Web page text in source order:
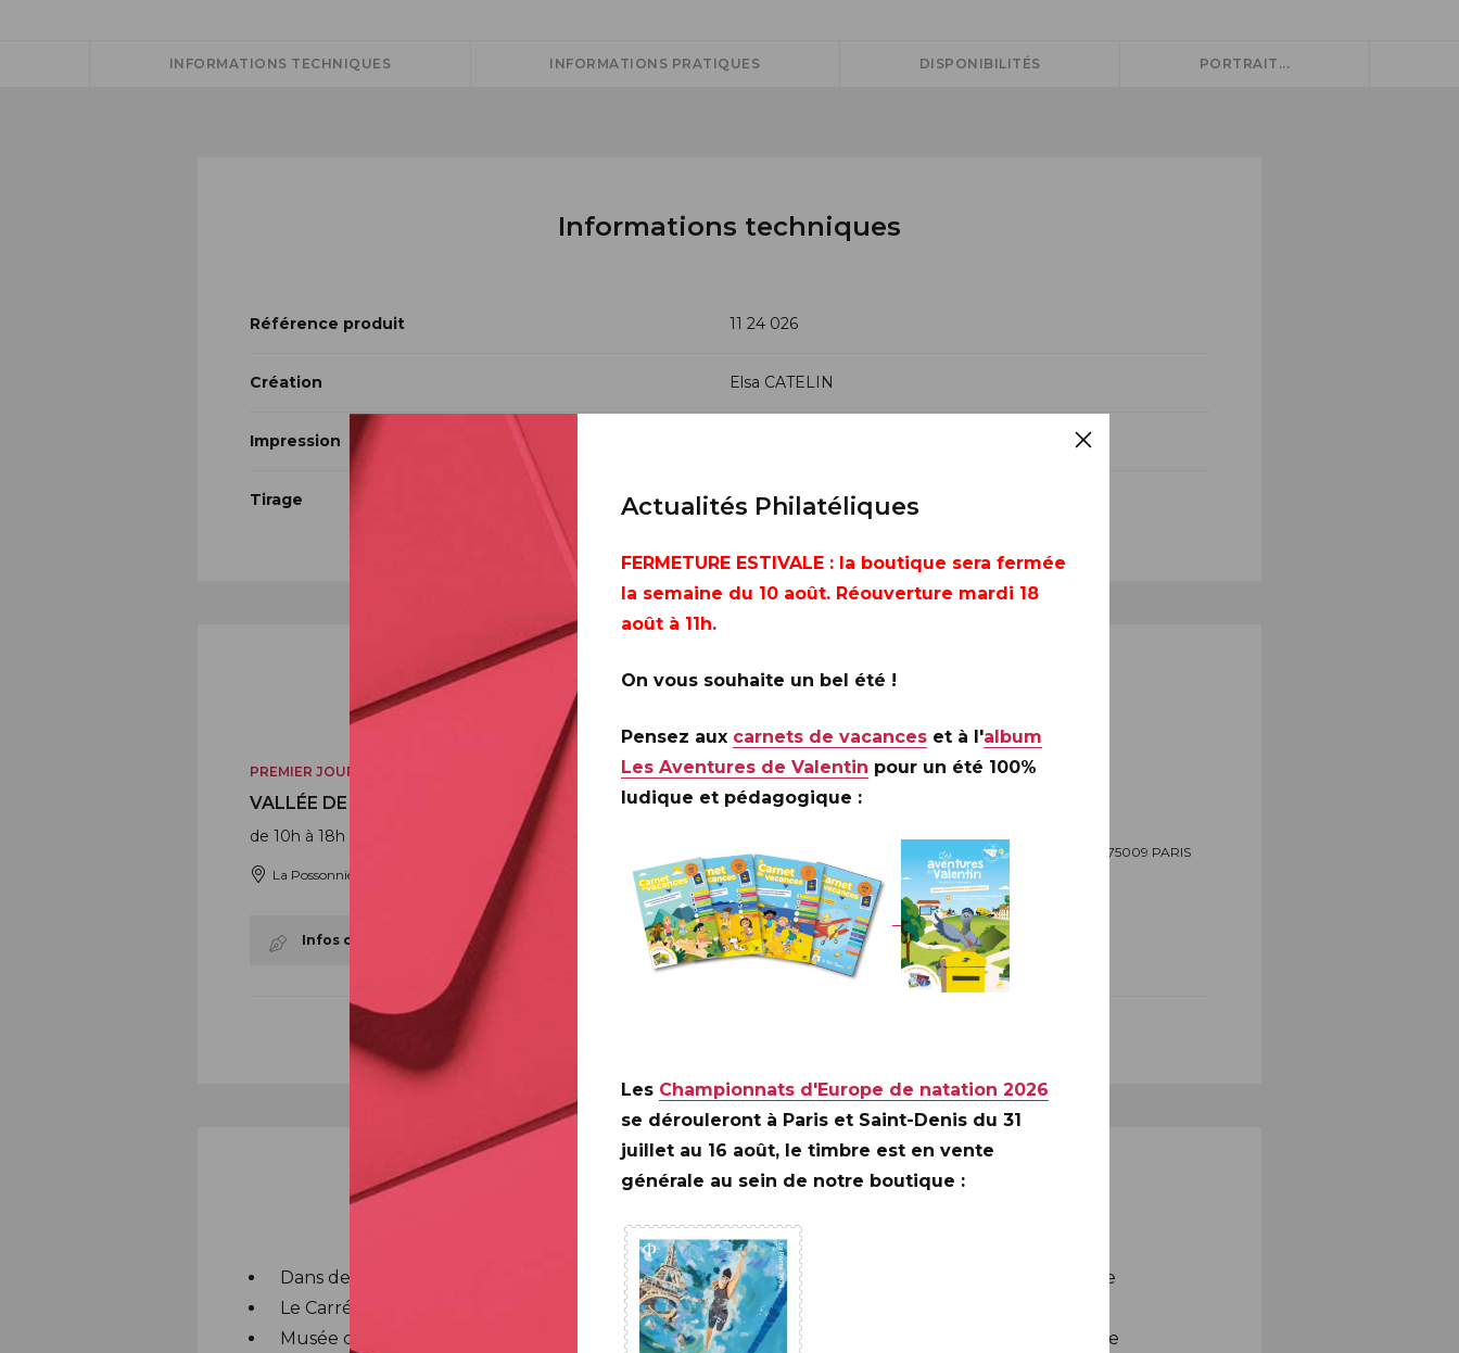
INFORMATIONS TECHNIQUES INFORMATIONS PRATIQUES DISPONIBILITÉS PORTRAIT...
Informations techniques
Référence produit 11 24 026
Création Elsa CATELIN
Impression
Tirage 604 800 exemplaires
Informations pratiques
PREMIER JOUR
VALLÉE DE RONSARD (41)
de 10h à 18h
La Possonnière Couture-sur-Loir,41800 VALLÉE-DE-RONSARD.
Infos complémentaires :
PREMIER JOUR
PARIS (75)
Le Carré d’Encre, de 10h à 19h, 13 bis rue des Mathurins, 75009 PARIS
(Oblitération jusqu’à 17h).
Disponibilités
Dans de nombreux bureaux de poste
Le Carré d'Encre
Musée de La Poste
Service clients commercial de Philaposte
Site www.laposte.fr
Sur réservation auprès de votre buraliste
Actualités Philatéliques
FERMETURE ESTIVALE : la boutique sera fermée
la semaine du 10 août. Réouverture mardi 18
août à 11h.
On vous souhaite un bel été !
Pensez aux carnets de vacances et à l'album
Les Aventures de Valentin pour un été 100%
ludique et pédagogique :
Les Championnats d'Europe de natation 2026
se dérouleront à Paris et Saint-Denis du 31
juillet au 16 août, le timbre est en vente
générale au sein de notre boutique :